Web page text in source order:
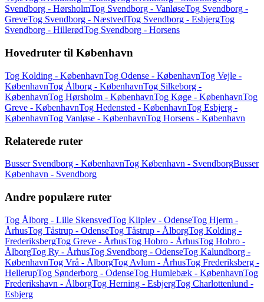
Svendborg - HørsholmTog Svendborg - VanløseTog Svendborg -
GreveTog Svendborg - NæstvedTog Svendborg - EsbjergTog
Svendborg - HillerødTog Svendborg - Horsens
Hovedruter til København
Tog Kolding - KøbenhavnTog Odense - KøbenhavnTog Vejle -
KøbenhavnTog Ålborg - KøbenhavnTog Silkeborg -
KøbenhavnTog Hørsholm - KøbenhavnTog Køge - KøbenhavnTog
Greve - KøbenhavnTog Hedensted - KøbenhavnTog Esbjerg -
KøbenhavnTog Vanløse - KøbenhavnTog Horsens - København
Relaterede ruter
Busser Svendborg - KøbenhavnTog København - SvendborgBusser
København - Svendborg
Andre populære ruter
Tog Ålborg - Lille SkensvedTog Kliplev - OdenseTog Hjerm -
ÅrhusTog Tåstrup - OdenseTog Tåstrup - ÅlborgTog Kolding -
FrederiksbergTog Greve - ÅrhusTog Hobro - ÅrhusTog Hobro -
ÅlborgTog Ry - ÅrhusTog Svendborg - OdenseTog Kalundborg -
KøbenhavnTog Vrå - ÅlborgTog Avlum - ÅrhusTog Frederiksberg -
HellerupTog Sønderborg - OdenseTog Humlebæk - KøbenhavnTog
Frederikshavn - ÅlborgTog Herning - EsbjergTog Charlottenlund -
Esbjerg